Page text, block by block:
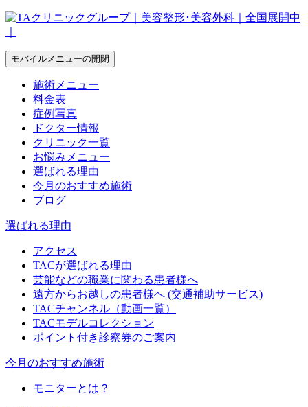
モバイルメニューの開閉
施術メニュー
料金表
症例写真
ドクター情報
クリニック一覧
お悩みメニュー
選ばれる理由
今月のおすすめ施術
ブログ
選ばれる理由
アクセス
TACが選ばれる理由
芸能などの職業に関わる患者様へ
遠方からお越しの患者様へ (交通補助サービス)
TACチャンネル（動画一覧）
TACモデルコレクション
ポイント付き診察券のご案内
今月のおすすめ施術
モニターとは？